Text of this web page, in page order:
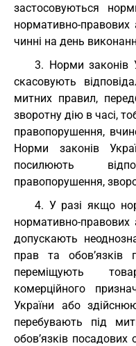
застосовуються
нормативно-правових
чинні на день
3. Норми законів
скасовують
митних правил,
зворотну дію в часі,
правопорушення,
Норми законів
посилюють
правопорушення,
4. У разі якщо
нормативно-правових
допускають
прав та обов’язків
переміщують
комерційного
України або
перебувають під
обов’язків посадових